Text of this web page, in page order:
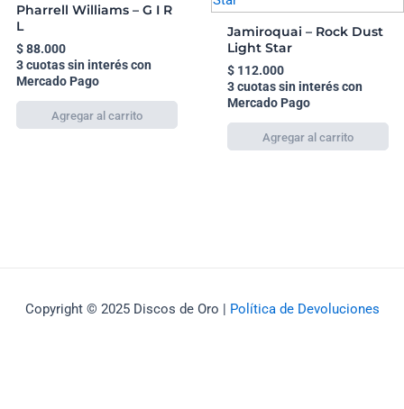
Pharrell Williams – G I R
L
$88.000
3 cuotas sin interés con
Mercado Pago
Jamiroquai – Rock Dust
Light Star
$112.000
3 cuotas sin interés con
Mercado Pago
Copyright © 2025 Discos de Oro | Política de Devoluciones